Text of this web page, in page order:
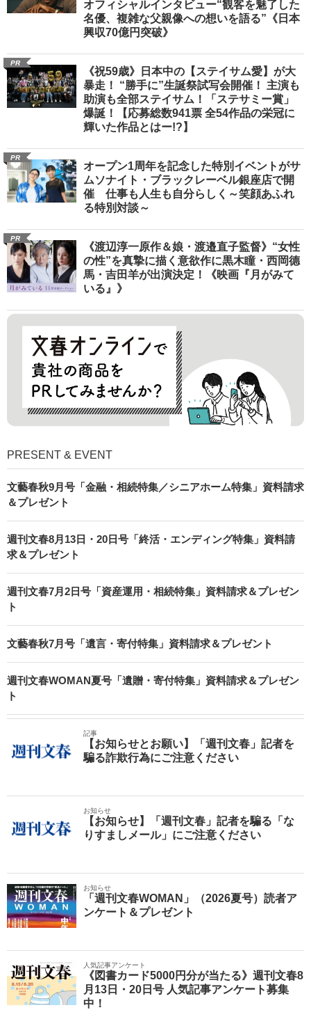
オフィシャルインタビュー“観客を魅了した
名優、複雑な父親像への想いを語る”《日本
興収70億円突破》
PR
《祝59歳》日本中の【ステイサム愛】が大
暴走！ “勝手に”生誕祭試写会開催！ 主演も
助演も全部ステイサム！「ステサミー賞」
爆誕！【応募総数941票 全54作品の栄冠に
輝いた作品とはー!?】
PR
オープン1周年を記念した特別イベントがサ
ムソナイト・ブラックレーベル銀座店で開
催 仕事も人生も自分らしく～笑顔あふれ
る特別対談～
PR
《渡辺淳一原作＆娘・渡邉直子監督》“女性
の性”を真摯に描く意欲作に黒木瞳・西岡德
馬・吉田羊が出演決定！《映画『月がみて
いる』》
PRESENT & EVENT
文藝春秋9月号「金融・相続特集／シニアホーム特集」資料請求
＆プレゼント
週刊文春8月13日・20日号「終活・エンディング特集」資料請
求＆プレゼント
週刊文春7月2日号「資産運用・相続特集」資料請求＆プレゼン
ト
文藝春秋7月号「遺言・寄付特集」資料請求＆プレゼント
週刊文春WOMAN夏号「遺贈・寄付特集」資料請求＆プレゼン
ト
記事
【お知らせとお願い】「週刊文春」記者を
騙る詐欺行為にご注意ください
お知らせ
【お知らせ】「週刊文春」記者を騙る「な
りすましメール」にご注意ください
お知らせ
「週刊文春WOMAN」（2026夏号）読者ア
ンケート＆プレゼント
人気記事アンケート
《図書カード5000円分が当たる》週刊文春8
月13日・20日号 人気記事アンケート募集
中！